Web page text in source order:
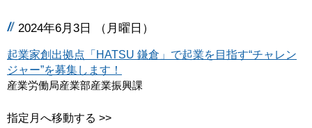
2024年6月3日 （月曜日）
起業家創出拠点「HATSU 鎌倉」で起業を目指す“チャレン
ジャー”を募集します！
産業労働局産業部産業振興課
指定月へ移動する >>